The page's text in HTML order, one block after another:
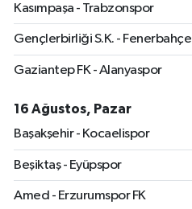
Kasımpaşa - Trabzonspor
Gençlerbirliği S.K. - Fenerbahçe
Gaziantep FK - Alanyaspor
16 Ağustos, Pazar
Başakşehir - Kocaelispor
Beşiktaş - Eyüpspor
Amed - Erzurumspor FK